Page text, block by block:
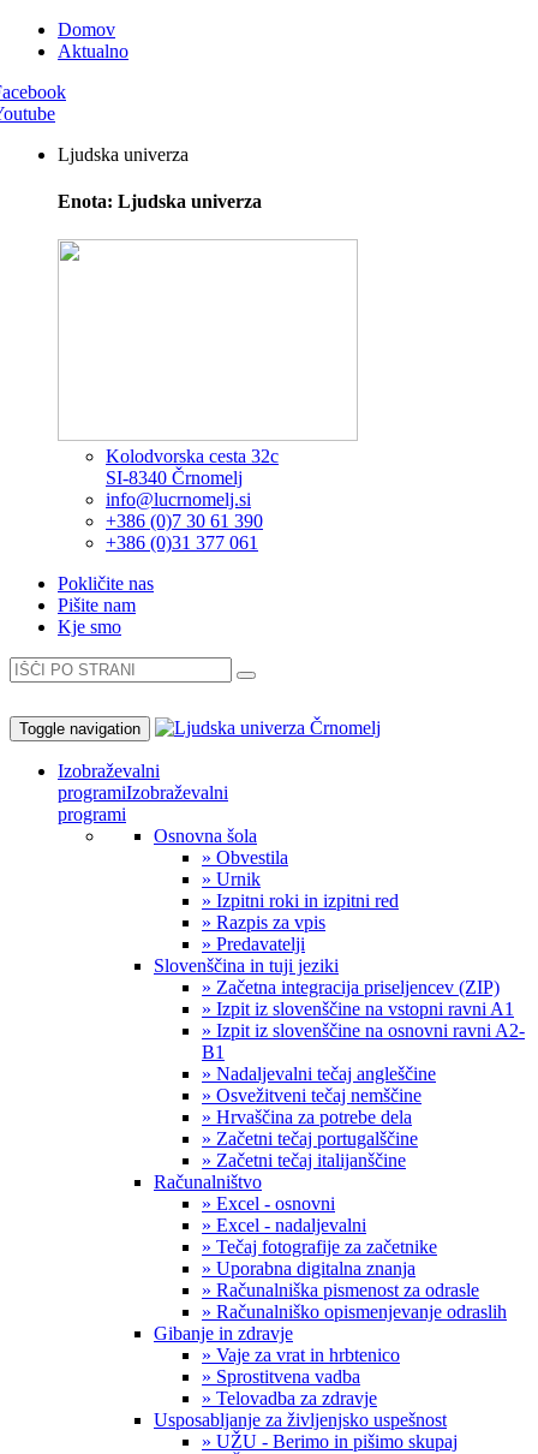
Domov
Aktualno
Ljudska univerza
Enota: Ljudska univerza
Kolodvorska cesta 32c
SI-8340 Črnomelj
info@lucrnomelj.si
+386 (0)7 30 61 390
+386 (0)31 377 061
Pokličite nas
Pišite nam
Kje smo
Toggle navigation
Izobraževalni
programiIzobraževalni
programi
Osnovna šola
» Obvestila
» Urnik
» Izpitni roki in izpitni red
» Razpis za vpis
» Predavatelji
Slovenščina in tuji jeziki
» Začetna integracija priseljencev (ZIP)
» Izpit iz slovenščine na vstopni ravni A1
» Izpit iz slovenščine na osnovni ravni A2-
B1
» Nadaljevalni tečaj angleščine
» Osvežitveni tečaj nemščine
» Hrvaščina za potrebe dela
» Začetni tečaj portugalščine
» Začetni tečaj italijanščine
Računalništvo
» Excel - osnovni
» Excel - nadaljevalni
» Tečaj fotografije za začetnike
» Uporabna digitalna znanja
» Računalniška pismenost za odrasle
» Računalniško opismenjevanje odraslih
Gibanje in zdravje
» Vaje za vrat in hrbtenico
» Sprostitvena vadba
» Telovadba za zdravje
Usposabljanje za življenjsko uspešnost
» UŽU - Berimo in pišimo skupaj